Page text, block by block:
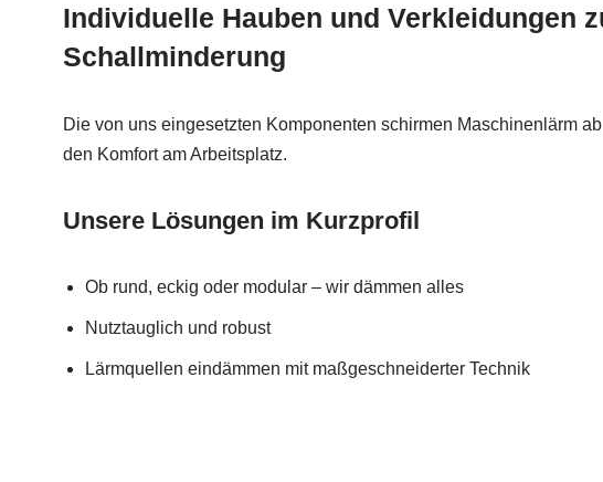
Individuelle Hauben und Verkleidungen
Schallminderung
Die von uns eingesetzten Komponenten schirmen Maschinenlärm
den Komfort am Arbeitsplatz.
Unsere Lösungen im Kurzprofil
Ob rund, eckig oder modular – wir dämmen alles
Nutztauglich und robust
Lärmquellen eindämmen mit maßgeschneiderter Technik